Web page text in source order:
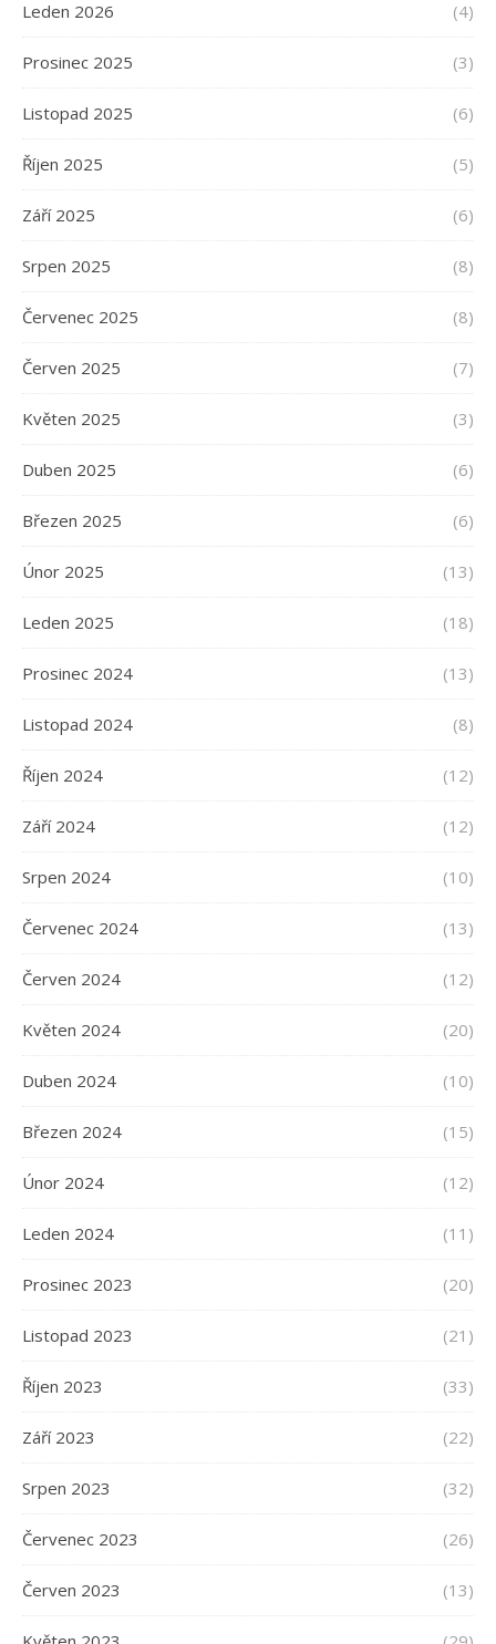
Leden 2026 (4)
Prosinec 2025 (3)
Listopad 2025 (6)
Říjen 2025 (5)
Září 2025 (6)
Srpen 2025 (8)
Červenec 2025 (8)
Červen 2025 (7)
Květen 2025 (3)
Duben 2025 (6)
Březen 2025 (6)
Únor 2025 (13)
Leden 2025 (18)
Prosinec 2024 (13)
Listopad 2024 (8)
Říjen 2024 (12)
Září 2024 (12)
Srpen 2024 (10)
Červenec 2024 (13)
Červen 2024 (12)
Květen 2024 (20)
Duben 2024 (10)
Březen 2024 (15)
Únor 2024 (12)
Leden 2024 (11)
Prosinec 2023 (20)
Listopad 2023 (21)
Říjen 2023 (33)
Září 2023 (22)
Srpen 2023 (32)
Červenec 2023 (26)
Červen 2023 (13)